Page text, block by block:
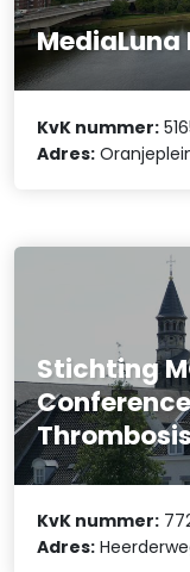
KvK nummer:
Adres:
Stichting
KvK nummer:
Adres: